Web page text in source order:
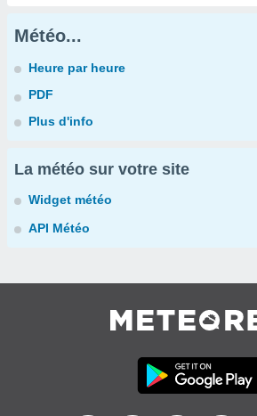
Météo...
Heure par heure
PDF
Plus d'info
La météo sur votre site
Widget météo
API Météo